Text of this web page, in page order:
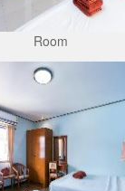
Room